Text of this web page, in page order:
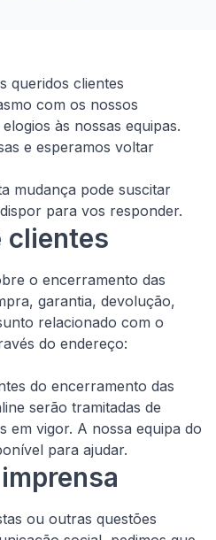
queridos clientes
com os nossos
às nossas equipas.
e esperamos voltar
mudança pode suscitar
para vos responder.
clientes
o encerramento das
garantia, devolução,
relacionado com o
do endereço:
do encerramento das
serão tramitadas de
em vigor. A nossa equipa do
para ajudar.
ou outras questões